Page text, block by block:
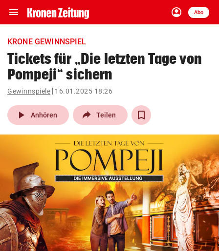
menu Navigation
ein-/ausklappen
account_circle
Anmelden
Abo
close Schließen
account_circle Anmelden
pin_drop
Wien arrow_right
bookmark
search
Suchbegriff
eingeben
© Krone Multimedia GmbH & Co KG 2026
Muthgasse 2, 1190 Wien
KRONE GEWINNSPIEL
Tickets für „Die letzten Tage von
Pompeji“ sichern
Gewinnspiele 16.01.2025 18:26
play_arrow Anhören Teilen